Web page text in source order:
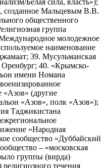
Белая сила, власть»);
созданное Мальцевым В.В.
общественного
группа
молодежное
наименование
39. Мусульманская
Оренбург; 40. «Крымско-
имени Номана
«Азов» (другие
«Азов», полк «Азов»);
Таджикистана
«Народная
сообщество «Дуббайский
– «московская
группы (вирда)
течения